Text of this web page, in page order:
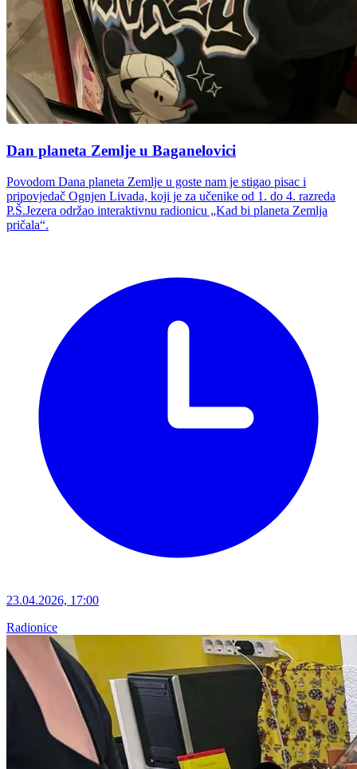
Dan planeta Zemlje u Baganelovici
Povodom Dana planeta Zemlje u goste nam je stigao pisac i
pripovjedač Ognjen Livada, koji je za učenike od 1. do 4. razreda
P.Š.Jezera održao interaktivnu radionicu „Kad bi planeta Zemlja
pričala“.
23.04.2026, 17:00
Radionice